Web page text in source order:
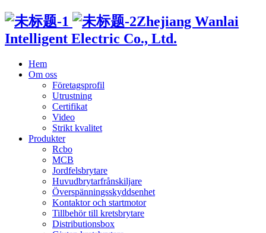
Zhejiang Wanlai
Intelligent Electric Co., Ltd.
Hem
Om oss
Företagsprofil
Utrustning
Certifikat
Video
Strikt kvalitet
Produkter
Rcbo
MCB
Jordfelsbrytare
Huvudbrytarfrånskiljare
Överspänningsskyddsenhet
Kontaktor och startmotor
Tillbehör till kretsbrytare
Distributionsbox